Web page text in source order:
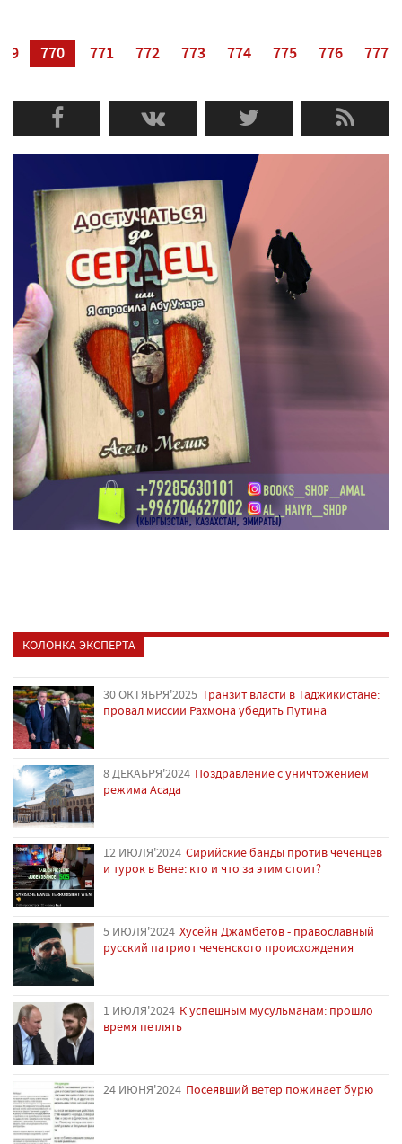
770 771 772 773 774 775 776 777
КОЛОНКА ЭКСПЕРТА
30 ОКТЯБРЯ'2025 Транзит власти в Таджикистане:
провал миссии Рахмона убедить Путина
8 ДЕКАБРЯ'2024 Поздравление с уничтожением
режима Асада
12 ИЮЛЯ'2024 Сирийские банды против чеченцев
и турок в Вене: кто и что за этим стоит?
5 ИЮЛЯ'2024 Хусейн Джамбетов - православный
русский патриот чеченского происхождения
1 ИЮЛЯ'2024 К успешным мусульманам: прошло
время петлять
24 ИЮНЯ'2024 Посеявший ветер пожинает бурю